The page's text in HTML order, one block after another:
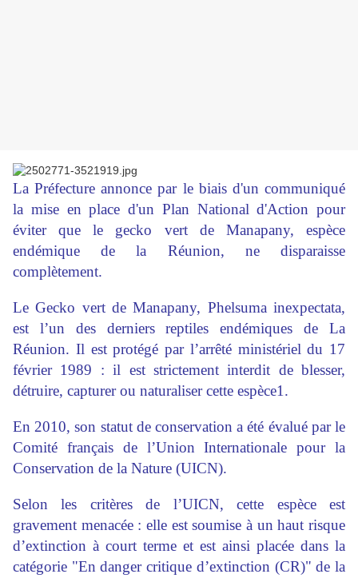
La Préfecture annonce par le biais d'un communiqué
la mise en place d'un Plan National d'Action pour
éviter que le gecko vert de Manapany, espèce
endémique de la Réunion, ne disparaisse
complètement.
Le Gecko vert de Manapany, Phelsuma inexpectata,
est l’un des derniers reptiles endémiques de La
Réunion. Il est protégé par l’arrêté ministériel du 17
février 1989 : il est strictement interdit de blesser,
détruire, capturer ou naturaliser cette espèce1.
En 2010, son statut de conservation a été évalué par le
Comité français de l’Union Internationale pour la
Conservation de la Nature (UICN).
Selon les critères de l’UICN, cette espèce est
gravement menacée : elle est soumise à un haut risque
d’extinction à court terme et est ainsi placée dans la
catégorie "En danger critique d’extinction (CR)" de la